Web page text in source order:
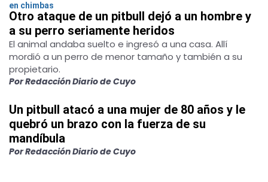
en chimbas
Otro ataque de un pitbull dejó a un hombre y
a su perro seriamente heridos
El animal andaba suelto e ingresó a una casa. Allí
mordió a un perro de menor tamaño y también a su
propietario.
Por Redacción Diario de Cuyo
Un pitbull atacó a una mujer de 80 años y le
quebró un brazo con la fuerza de su
mandíbula
Por Redacción Diario de Cuyo